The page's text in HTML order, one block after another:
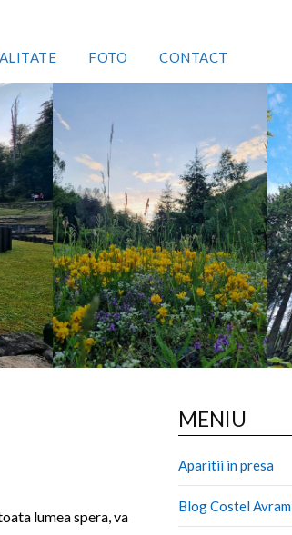
FOTO CONTACT
lumea spera, va
MENIU
Aparitii in presa
Blog Costel Avram